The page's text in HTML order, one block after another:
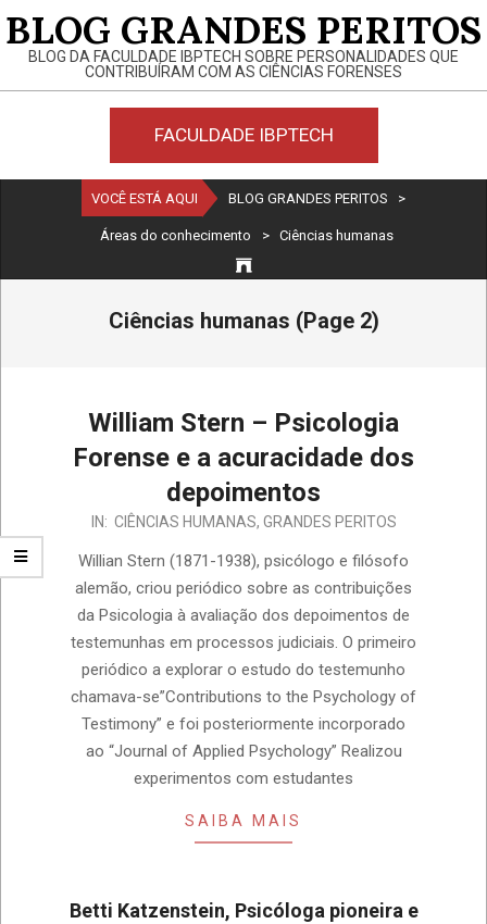
to
content
BLOG GRANDES PERITOS
BLOG DA FACULDADE IBPTECH SOBRE PERSONALIDADES QUE
CONTRIBUÍRAM COM AS CIÊNCIAS FORENSES
FACULDADE IBPTECH
VOCÊ ESTÁ AQUI BLOG GRANDES PERITOS >
Áreas do conhecimento > Ciências humanas
Ciências humanas (Page 2)
William Stern – Psicologia
Forense e a acuracidade dos
depoimentos
IN: CIÊNCIAS HUMANAS, GRANDES PERITOS
Willian Stern (1871-1938), psicólogo e filósofo
alemão, criou periódico sobre as contribuições
da Psicologia à avaliação dos depoimentos de
testemunhas em processos judiciais. O primeiro
periódico a explorar o estudo do testemunho
chamava-se”Contributions to the Psychology of
Testimony” e foi posteriormente incorporado
ao “Journal of Applied Psychology” Realizou
experimentos com estudantes
SAIBA MAIS
Betti Katzenstein, Psicóloga pioneira e